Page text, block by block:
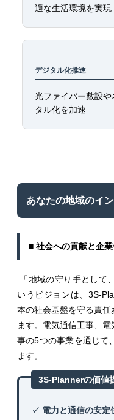
適な生活環境を実現
デジタル化推進
光ファイバー敷設
タル化を加速
あなたの地域のイ
■ 社会への貢献と企
「地域の守り手として
いうビジョンは、3S-
本の社会基盤を守る責
ます。電気通信工事、
事の5つの事業を通じて
ます。
3S-Plannerの価値
✓ 電力と通信の安定